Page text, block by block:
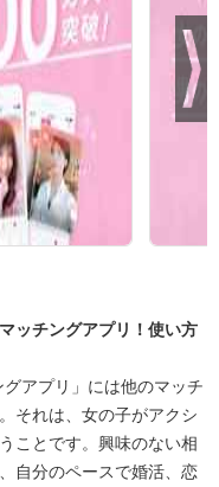
ッチングアプリ！使い方
アプリ」には他のマッチ
それは、女の子がアクシ
ことです。興味のない相
自分のペースで婚活、恋